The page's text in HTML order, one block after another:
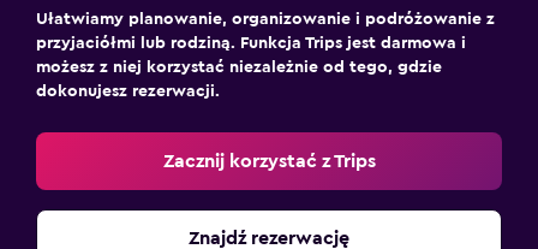
Ułatwiamy planowanie, organizowanie i podróżowanie z
przyjaciółmi lub rodziną. Funkcja Trips jest darmowa i
możesz z niej korzystać niezależnie od tego, gdzie
dokonujesz rezerwacji.
Zacznij korzystać z Trips
Znajdź rezerwację